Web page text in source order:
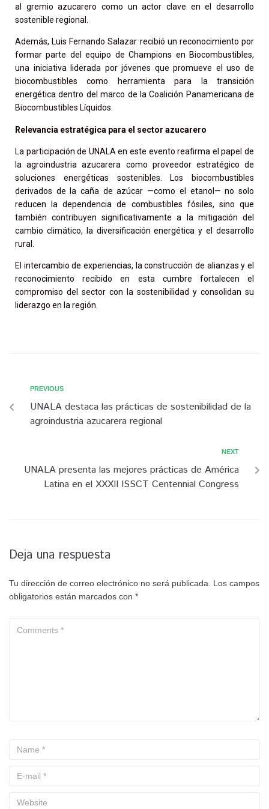
al gremio azucarero como un actor clave en el desarrollo
sostenible regional.
Además, Luis Fernando Salazar recibió un reconocimiento por
formar parte del equipo de Champions en Biocombustibles,
una iniciativa liderada por jóvenes que promueve el uso de
biocombustibles como herramienta para la transición
energética dentro del marco de la Coalición Panamericana de
Biocombustibles Líquidos.
Relevancia estratégica para el sector azucarero
La participación de UNALA en este evento reafirma el papel de
la agroindustria azucarera como proveedor estratégico de
soluciones energéticas sostenibles. Los biocombustibles
derivados de la caña de azúcar —como el etanol— no solo
reducen la dependencia de combustibles fósiles, sino que
también contribuyen significativamente a la mitigación del
cambio climático, la diversificación energética y el desarrollo
rural.
El intercambio de experiencias, la construcción de alianzas y el
reconocimiento recibido en esta cumbre fortalecen el
compromiso del sector con la sostenibilidad y consolidan su
liderazgo en la región.
PREVIOUS
UNALA destaca las prácticas de sostenibilidad de la
agroindustria azucarera regional
NEXT
UNALA presenta las mejores prácticas de América
Latina en el XXXII ISSCT Centennial Congress
Deja una respuesta
Tu dirección de correo electrónico no será publicada. Los campos
obligatorios están marcados con *